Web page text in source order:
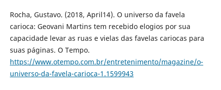
Rocha, Gustavo. (2018, April14). O universo da favela
carioca: Geovani Martins tem recebido elogios por sua
capacidade levar as ruas e vielas das favelas cariocas para
suas páginas. O Tempo.
https://www.otempo.com.br/entretenimento/magazine/o-
universo-da-favela-carioca-1.1599943